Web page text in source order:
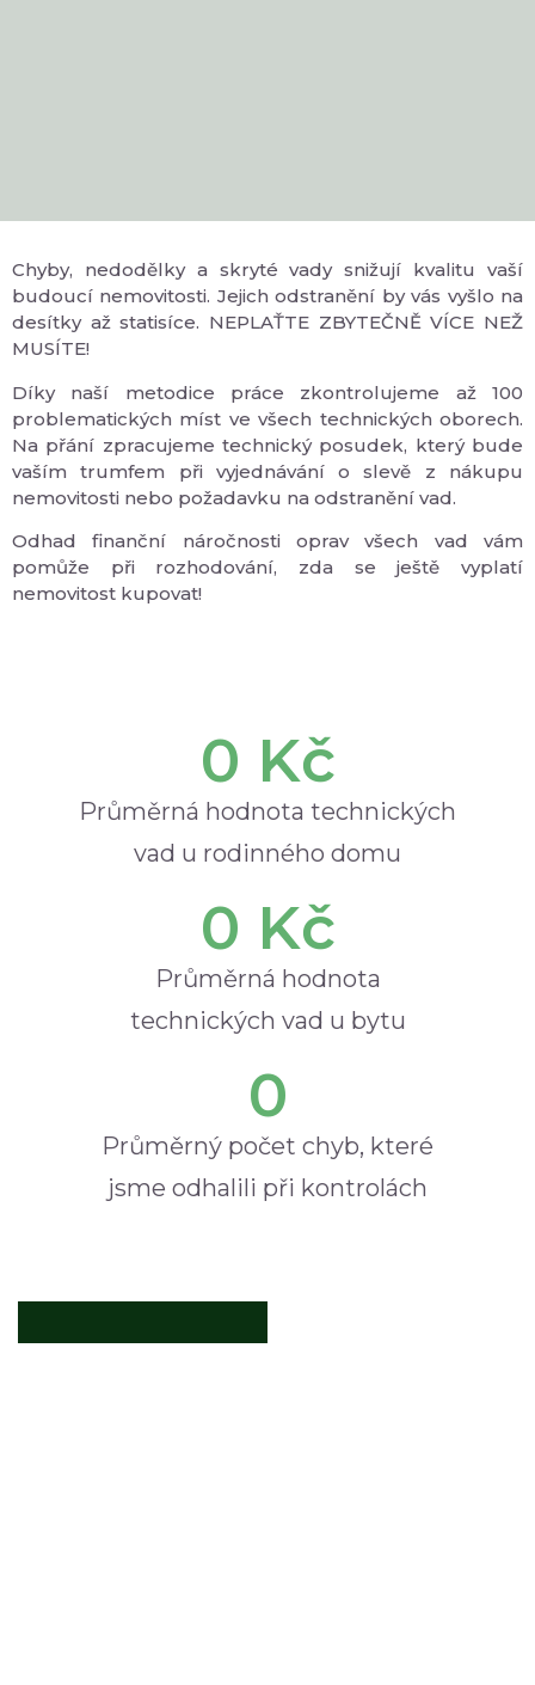
Chyby, nedodělky a skryté vady snižují kvalitu vaší
budoucí nemovitosti. Jejich odstranění by vás vyšlo na
desítky až statisíce. NEPLAŤTE ZBYTEČNĚ VÍCE NEŽ
MUSÍTE!
Díky naší metodice práce zkontrolujeme až 100
problematických míst ve všech technických oborech.
Na přání zpracujeme technický posudek, který bude
vaším trumfem při vyjednávání o slevě z nákupu
nemovitosti nebo požadavku na odstranění vad.
Odhad finanční náročnosti oprav všech vad vám
pomůže při rozhodování, zda se ještě vyplatí
nemovitost kupovat!
0 Kč
Průměrná hodnota technických
vad u rodinného domu
0 Kč
Průměrná hodnota
technických vad u bytu
0
Průměrný počet chyb, které
jsme odhalili při kontrolách